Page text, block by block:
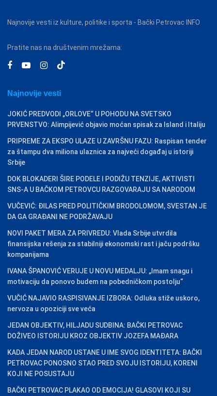
Najnovije vesti iz kulture, politike i sporta - Bački Petrovac INFO
Pratite nas na društvenim mrežama:
Najnovije vesti
JOKIĆ PREDVODI „ORLOVE“ U POHODU NA SVETSKO
PRVENSTVO: Alimpijević objavio moćan spisak za Island i Italiju
PRIPREME ZA EKSPO ULAZE U ZAVRŠNU FAZU: Raspisan tender
za štampu dva miliona ulaznica za najveći događaj u istoriji
Srbije
DOK BLOKADERI ŠIRE PODELE I PODIŽU TENZIJE, AKTIVISTI
SNS-A U BAČKOM PETROVCU RAZGOVARAJU SA NARODOM
VUČEVIĆ: ĐILAS PRED POLITIČKIM BRODOLOMOM, SVESTAN JE
DA GA GRAĐANI NE PODRŽAVAJU
NOVI PAKET MERA ZA PRIVREDU: Vlada Srbije utvrdila
finansijska rešenja za stabilniji ekonomski rast i jaču podršku
kompanijama
IVANA ŠPANOVIĆ VERUJE U NOVU MEDALJU: „Imam snagu i
motivaciju da ponovo budem na pobedničkom postolju“
VUČIĆ NAJAVIO RASPISIVANJE IZBORA: Odluka stiže uskoro,
nervoza u opoziciji sve veća
JEDAN OBJEKTIV, HILJADU SUDBINA: BAČKI PETROVAC
DOŽIVEO ISTORIJU KROZ OBJEKTIV JOZEFA MAĐARA
KADA JEDAN NAROD USTANE U IME SVOG IDENTITETA: BAČKI
PETROVAC PONOSNO STAO PRED SVOJU ISTORIJU, KORENI
KOJI NE POSUSTAJU
BAČKI PETROVAC PLAKAO OD EMOCIJA! GLASOVI KOJI SU